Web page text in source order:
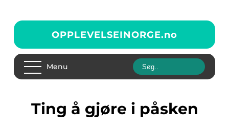
OPPLEVELSEINORGE.no
Menu
ting å gjøre i påsken